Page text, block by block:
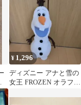
¥ 1,296
ディズニー アナと雪の
女王 FROZEN オラフ